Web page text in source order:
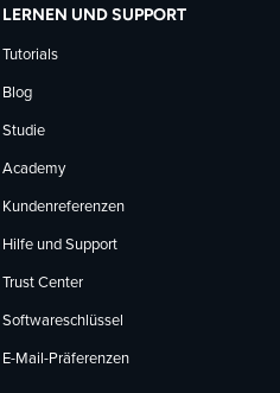
LERNEN UND SUPPORT
Tutorials
Blog
Studie
Academy
Kundenreferenzen
Hilfe und Support
Trust Center
Softwareschlüssel
E-Mail-Präferenzen